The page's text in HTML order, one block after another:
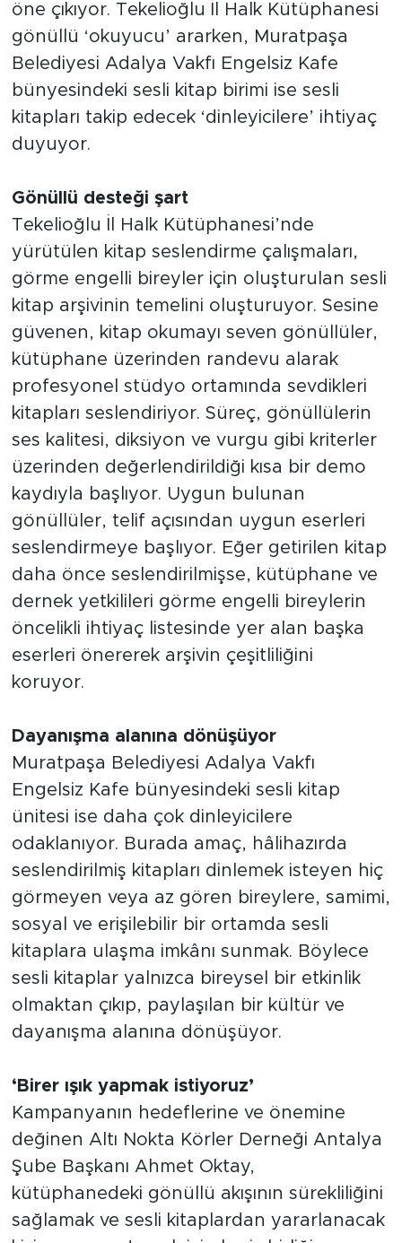
öne çıkıyor. Tekelioğlu İl Halk Kütüphanesi
gönüllü ‘okuyucu’ ararken, Muratpaşa
Belediyesi Adalya Vakfı Engelsiz Kafe
bünyesindeki sesli kitap birimi ise sesli
kitapları takip edecek ‘dinleyicilere’ ihtiyaç
duyuyor.
Gönüllü desteği şart
Tekelioğlu İl Halk Kütüphanesi’nde
yürütülen kitap seslendirme çalışmaları,
görme engelli bireyler için oluşturulan sesli
kitap arşivinin temelini oluşturuyor. Sesine
güvenen, kitap okumayı seven gönüllüler,
kütüphane üzerinden randevu alarak
profesyonel stüdyo ortamında sevdikleri
kitapları seslendiriyor. Süreç, gönüllülerin
ses kalitesi, diksiyon ve vurgu gibi kriterler
üzerinden değerlendirildiği kısa bir demo
kaydıyla başlıyor. Uygun bulunan
gönüllüler, telif açısından uygun eserleri
seslendirmeye başlıyor. Eğer getirilen kitap
daha önce seslendirilmişse, kütüphane ve
dernek yetkilileri görme engelli bireylerin
öncelikli ihtiyaç listesinde yer alan başka
eserleri önererek arşivin çeşitliliğini
koruyor.
Dayanışma alanına dönüşüyor
Muratpaşa Belediyesi Adalya Vakfı
Engelsiz Kafe bünyesindeki sesli kitap
ünitesi ise daha çok dinleyicilere
odaklanıyor. Burada amaç, hâlihazırda
seslendirilmiş kitapları dinlemek isteyen hiç
görmeyen veya az gören bireylere, samimi,
sosyal ve erişilebilir bir ortamda sesli
kitaplara ulaşma imkânı sunmak. Böylece
sesli kitaplar yalnızca bireysel bir etkinlik
olmaktan çıkıp, paylaşılan bir kültür ve
dayanışma alanına dönüşüyor.
‘Birer ışık yapmak istiyoruz’
Kampanyanın hedeflerine ve önemine
değinen Altı Nokta Körler Derneği Antalya
Şube Başkanı Ahmet Oktay,
kütüphanedeki gönüllü akışının sürekliliğini
sağlamak ve sesli kitaplardan yararlanacak